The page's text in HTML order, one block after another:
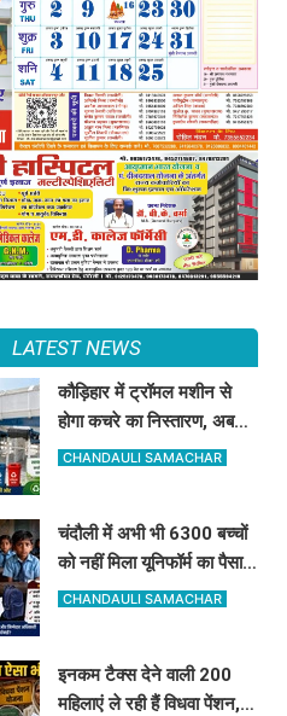
LATEST NEWS
कौड़िहार में ट्रॉमल मशीन से
होगा कचरे का निस्तारण, अब
कूड़े से भी होगी नगर पंचायत की
CHANDAULI SAMACHAR
चंदौली में अभी भी 6300 बच्चों
को नहीं मिला यूनिफॉर्म का पैसा,
अधिकारी दे रहे हैं ऐसी दलील
CHANDAULI SAMACHAR
इनकम टैक्स देने वाली 200
महिलाएं ले रही हैं विधवा पेंशन,